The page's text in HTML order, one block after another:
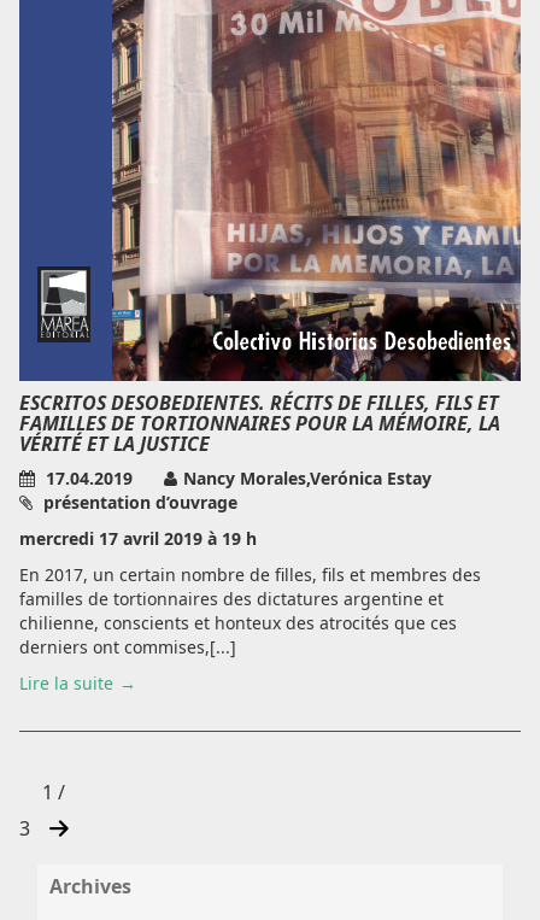
ESCRITOS DESOBEDIENTES. RÉCITS DE FILLES, FILS ET
FAMILLES DE TORTIONNAIRES POUR LA MÉMOIRE, LA
VÉRITÉ ET LA JUSTICE
17.04.2019
Nancy Morales,Verónica Estay
présentation d’ouvrage
mercredi 17 avril 2019 à 19 h
En 2017, un certain nombre de filles, fils et membres des
familles de tortionnaires des dictatures argentine et
chilienne, conscients et honteux des atrocités que ces
derniers ont commises,[...]
Lire la suite
1 /
3
Archives